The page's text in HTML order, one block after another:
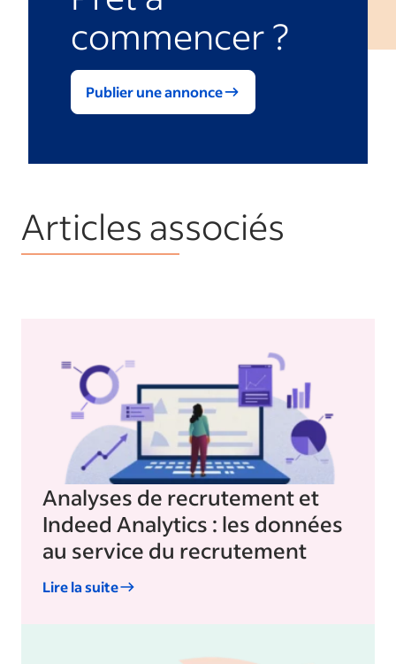
commencer ?
Publier une annonce
Articles associés
Analyses de recrutement et
Indeed Analytics : les données
au service du recrutement
Lire la suite